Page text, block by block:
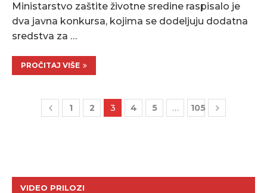
Ministarstvo zaštite životne sredine raspisalo je
dva javna konkursa, kojima se dodeljuju dodatna
sredstva za …
PROČITAJ VIŠE
1 2 3 4 5 … 105
VIDEO PRILOZI